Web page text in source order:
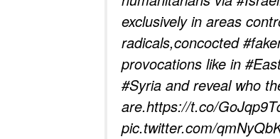
exclusively in areas
radicals,concocted
provocations like in
#Syriaand reveal who
are.https://t.co/
pic.twitter.com/